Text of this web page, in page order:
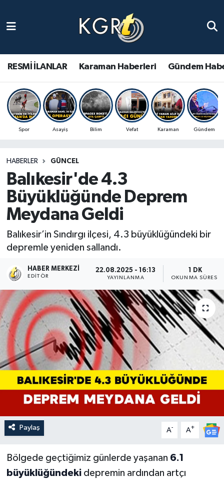
RESMİ İLANLAR Karaman Haberleri Gündem
Spor Asayiş Bilim Vefat Karaman Gündem
HABERLER GÜNCEL
Balıkesir'de 4.3
Büyüklüğünde Deprem
Meydana Geldi
Balıkesir’in Sındırgı ilçesi, 4.3 büyüklüğündeki bir
depremle yeniden sallandı.
HABER MERKEZI
EDITÖR
22.08.2025 - 16:13
YAYINLANMA
1 DK
OKUNMA SÜRESI
Paylaş A- A+
Bölgede geçtiğimiz günlerde yaşanan 6.1
büyüklüğündekidepremin ardından artçı
Gündem Haberleri
Güncel Haberler
Spor Haberleri
Ulusal Haberler
Vefat Edenler